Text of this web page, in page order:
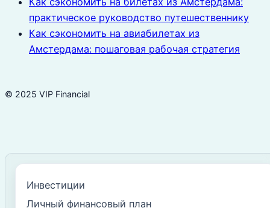
практическое руководство путешественнику
Как сэкономить на авиабилетах из
Амстердама: пошаговая рабочая стратегия
© 2025 VIP Financial
Инвестиции
Личный финансовый план